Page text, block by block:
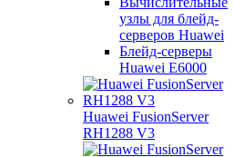
узлы для блейд-
серверов Huawei
Блейд-серверы
Huawei E6000
Huawei FusionServer
RH1288 V3